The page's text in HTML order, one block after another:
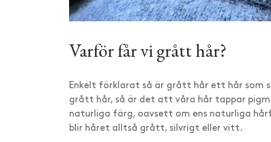
Varför får vi grått hår?
Enkelt förklarat så är grått hår ett hår som
grått hår, så är det att våra hår tappar
naturliga färg, oavsett om ens naturliga
blir håret alltså grått, silvrigt eller vitt.